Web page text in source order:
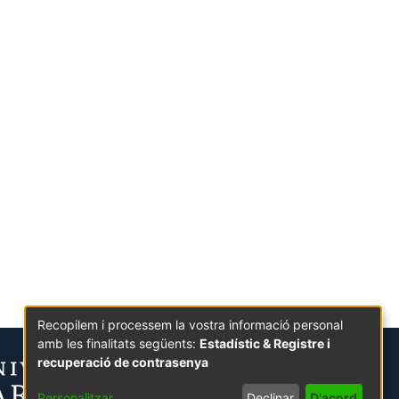
Recopilem i processem la vostra informació personal
amb les finalitats següents: Estadístic & Registre i
recuperació de contrasenya